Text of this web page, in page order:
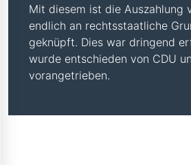
Mit diesem ist die Auszahlung
endlich an rechtsstaatliche
geknüpft. Dies war dringend
wurde entschieden von CDU
vorangetrieben.